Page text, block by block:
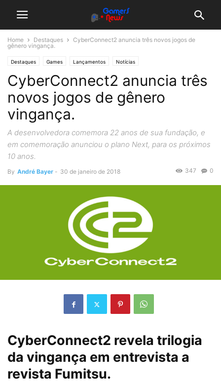
Home Destaques
CyberConnect2 anuncia três novos jogos de
gênero vingança.
Destaques Games Lançamentos Notícias
CyberConnect2 anuncia três
novos jogos de gênero
vingança.
A desenvolvedora comemora 22 anos de sua fundação, e
em comemoração anunciou o plano Next, para os próximos
10 anos.
By André Bayer - 30 de janeiro de 2018 0
347
CyberConnect2 revela trilogia
da vingança em entrevista a
revista Fumitsu.